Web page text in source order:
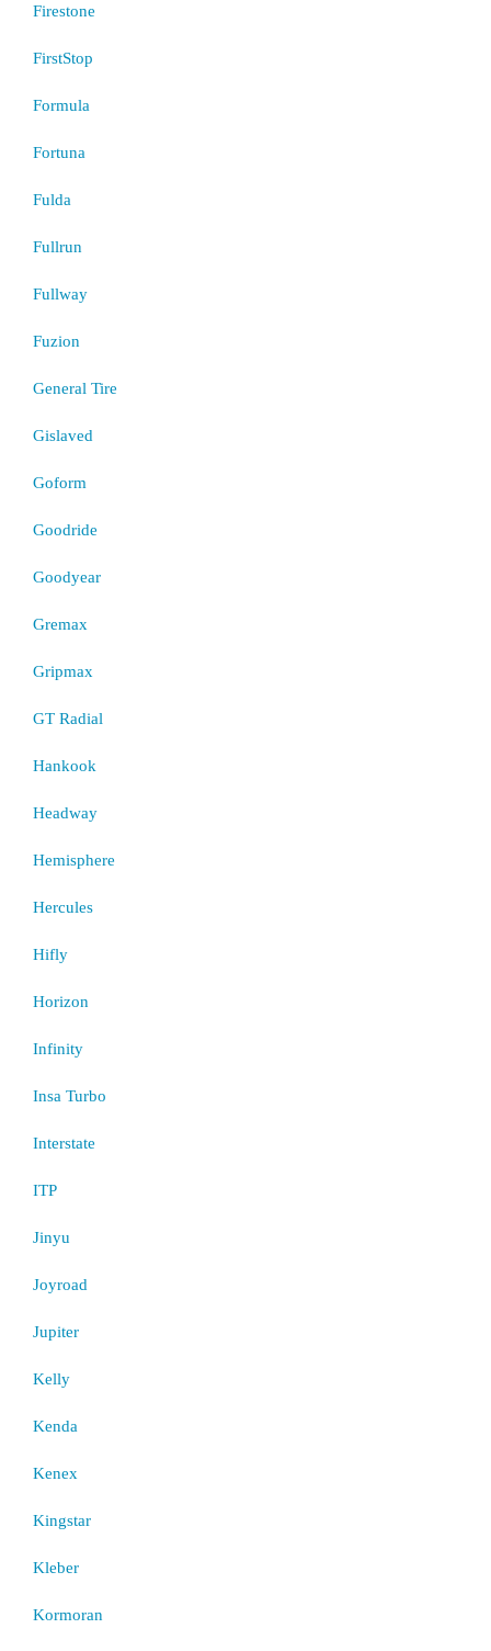
Firestone
FirstStop
Formula
Fortuna
Fulda
Fullrun
Fullway
Fuzion
General Tire
Gislaved
Goform
Goodride
Goodyear
Gremax
Gripmax
GT Radial
Hankook
Headway
Hemisphere
Hercules
Hifly
Horizon
Infinity
Insa Turbo
Interstate
ITP
Jinyu
Joyroad
Jupiter
Kelly
Kenda
Kenex
Kingstar
Kleber
Kormoran